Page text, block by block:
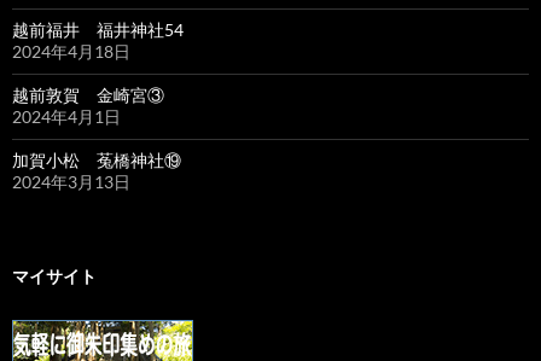
越前福井 福井神社54
2024年4月18日
越前敦賀 金崎宮③
2024年4月1日
加賀小松 菟橋神社⑲
2024年3月13日
マイサイト